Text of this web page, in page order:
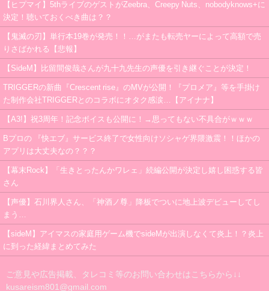
【ヒプマイ】5thライブのゲストがZeebra、Creepy Nuts、nobodyknows+に
決定！聴いておくべき曲は？？
【鬼滅の刃】単行本19巻が発売！！…がまたも転売ヤーによって高額で売
りさばかれる【悲報】
【SideM】比留間俊哉さんが九十九先生の声優を引き継ぐことが決定！
TRIGGERの新曲『Crescent rise』のMVが公開！『プロメア』等を手掛け
た制作会社TRIGGERとのコラボにオタク感涙…【アイナナ】
【A3!】祝3周年！記念ボイスも公開に！→思ってもない不具合がｗｗｗ
Bプロの 『快エブ』サービス終了で女性向けソシャゲ界隈激震！！ほかの
アプリは大丈夫なの？？？
【幕末Rock】「生きとったんかワレェ」続編公開が決定し嬉し困惑する皆
さん
【声優】石川界人さん、「神酒ノ尊」降板でついに地上波デビューしてし
まう…
【sideM】アイマスの家庭用ゲーム機でsideMが出演しなくて炎上！？炎上
に到った経緯まとめてみた
ご意見や広告掲載、タレコミ等のお問い合わせはこちらから↓↓
kusareism801@gmail.com